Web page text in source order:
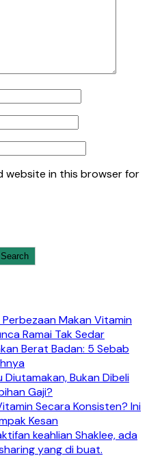
website in this browser for
Search
Perbezaan Makan Vitamin
Ramai Tak Sedar
Berat Badan: 5 Sebab
Bukan Dibeli
Gaji?
Secara Konsisten? Ini
Kesan
keahlian Shaklee, ada
yang di buat.